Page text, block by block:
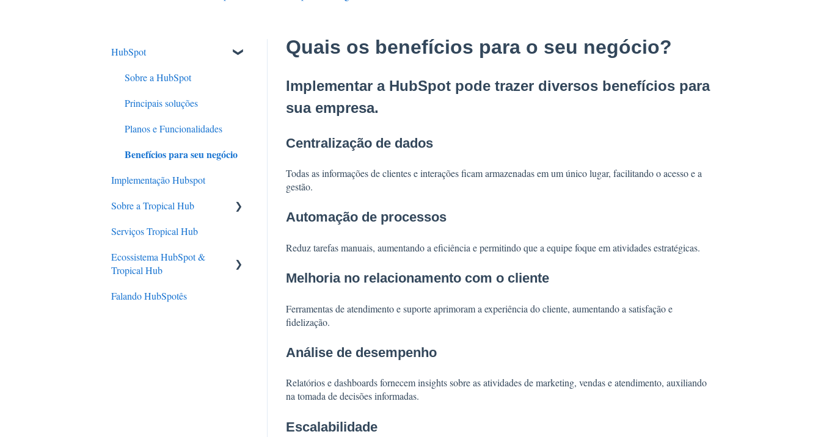
Quais os benefícios para o seu negócio?
Implementar a HubSpot pode trazer diversos benefícios para
sua empresa.
Centralização de dados
Todas as informações de clientes e interações ficam armazenadas em um único lugar, facilitando o acesso e a
gestão.
Automação de processos
Reduz tarefas manuais, aumentando a eficiência e permitindo que a equipe foque em atividades estratégicas.
Melhoria no relacionamento com o cliente
Ferramentas de atendimento e suporte aprimoram a experiência do cliente, aumentando a satisfação e
fidelização.
Análise de desempenho
Relatórios e dashboards fornecem insights sobre as atividades de marketing, vendas e atendimento, auxiliando
na tomada de decisões informadas.
Escalabilidade
HubSpot
Sobre a HubSpot
Principais soluções
Planos e Funcionalidades
Benefícios para seu negócio
Implementação Hubspot
Sobre a Tropical Hub
Quem somos
Nossa história
Serviços Tropical Hub
Ecossistema HubSpot &
Tropical Hub
Parceria oficial
Falando HubSpotês